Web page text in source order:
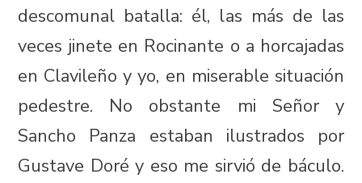
descomunal batalla: él, las más de las
veces jinete en Rocinante o a horcajadas
en Clavileño y yo, en miserable situación
pedestre. No obstante mi Señor y
Sancho Panza estaban ilustrados por
Gustave Doré y eso me sirvió de báculo.